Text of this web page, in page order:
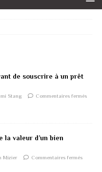
de souscrire à un prêt
Stang Commentaires fermés
la valeur d’un bien
Mizier Commentaires fermés